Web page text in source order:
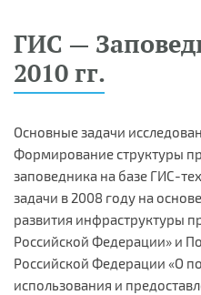
ГИС —
2010 гг.
Основные задачи
Формирование структуры
заповедника на базе ГИС-
задачи в 2008 году на
развития инфраструктуры
Российской Федерации» и
Российской Федерации «О
использования и